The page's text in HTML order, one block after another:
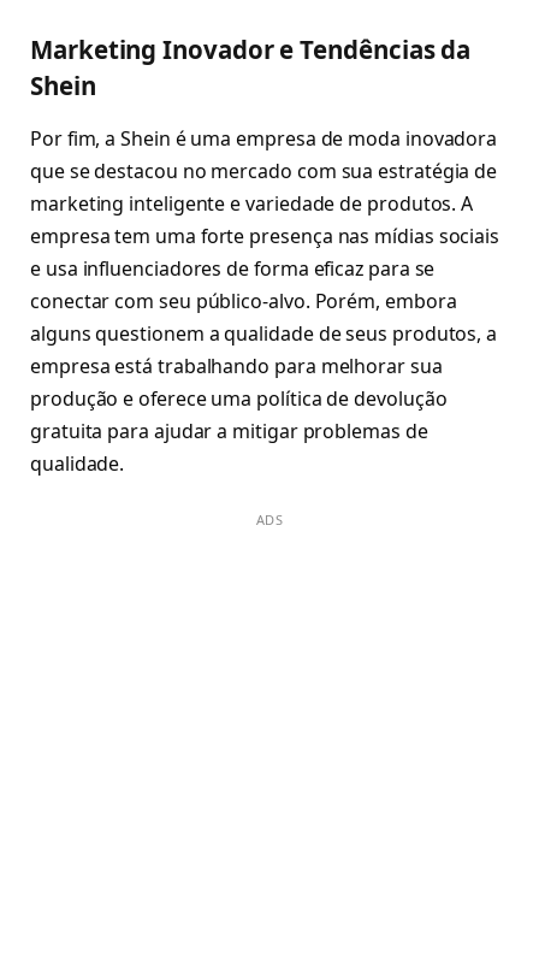
Marketing Inovador e Tendências da
Shein
Por fim, a Shein é uma empresa de moda inovadora
que se destacou no mercado com sua estratégia de
marketing inteligente e variedade de produtos. A
empresa tem uma forte presença nas mídias sociais
e usa influenciadores de forma eficaz para se
conectar com seu público-alvo. Porém, embora
alguns questionem a qualidade de seus produtos, a
empresa está trabalhando para melhorar sua
produção e oferece uma política de devolução
gratuita para ajudar a mitigar problemas de
qualidade.
ADS